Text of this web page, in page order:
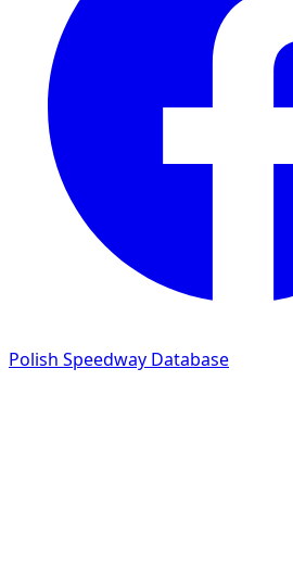
Polish Speedway Database